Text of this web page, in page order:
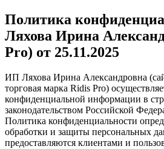
Политика
Ляхова Ирина
Pro) от 25.11.2025
ИП Ляхова Ирина Александровна
торговая марка Ridis Pro)
конфиденциальной информации в
законодательством Российской
Политика конфиденциальности
обработки и защиты персональных
предоставляются клиентами и